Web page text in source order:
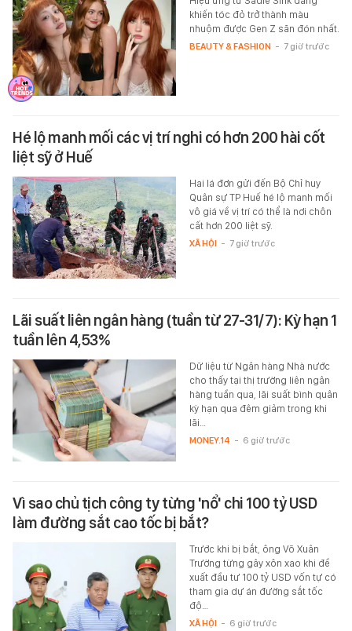
khiến tóc đỏ trở thành màu
nhuộm được Gen Z săn đón nhất.
BEAUTY & FASHION - 7 giờ trước
Hé lộ manh mối các vị trí nghi có hơn 200 hài cốt
liệt sỹ ở Huế
Hai lá đơn gửi đến Bộ Chỉ huy
Quân sự TP Huế hé lộ manh mối
vô giá về vị trí có thể là nơi chôn
cất hơn 200 liệt sỹ.
XÃ HỘI - 7 giờ trước
Lãi suất liên ngân hàng (tuần từ 27-31/7): Kỳ hạn 1
tuần lên 4,53%
Dữ liệu từ Ngân hàng Nhà nước
cho thấy tại thị trường liên ngân
hàng tuần qua, lãi suất bình quân
kỳ hạn qua đêm giảm trong khi
lãi…
MONEY.14 - 6 giờ trước
Vì sao chủ tịch công ty từng 'nổ' chi 100 tỷ USD
làm đường sắt cao tốc bị bắt?
Trước khi bị bắt, ông Võ Xuân
Trường từng gây xôn xao khi đề
xuất đầu tư 100 tỷ USD vốn tự có
tham gia dự án đường sắt tốc
độ…
XÃ HỘI - 6 giờ trước